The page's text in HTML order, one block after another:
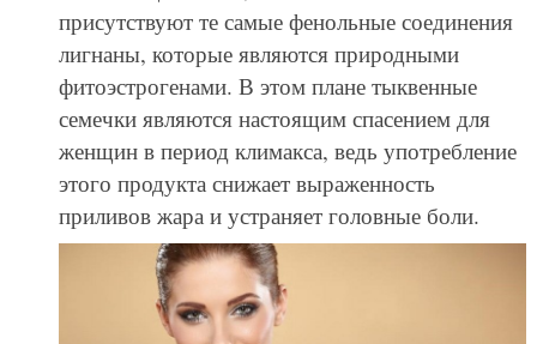
присутствуют те самые фенольные соединения
лигнаны, которые являются природными
фитоэстрогенами. В этом плане тыквенные
семечки являются настоящим спасением для
женщин в период климакса, ведь употребление
этого продукта снижает выраженность
приливов жара и устраняет головные боли.